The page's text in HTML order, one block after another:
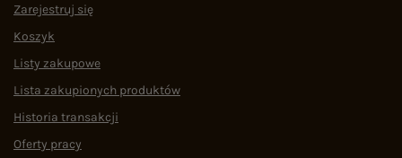
Zarejestruj się
Koszyk
Listy zakupowe
Lista zakupionych produktów
Historia transakcji
Oferty pracy